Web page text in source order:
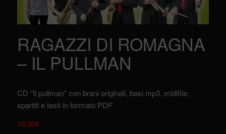
RAGAZZI DI ROMAGNA
– IL PULLMAN
CD “Il pullman” con brani originali, basi mp3, midifile,
spartiti e testi in formato PDF
10,00€